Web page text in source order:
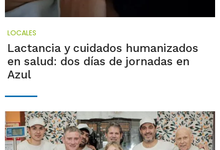
LOCALES
Lactancia y cuidados humanizados
en salud: dos días de jornadas en
Azul